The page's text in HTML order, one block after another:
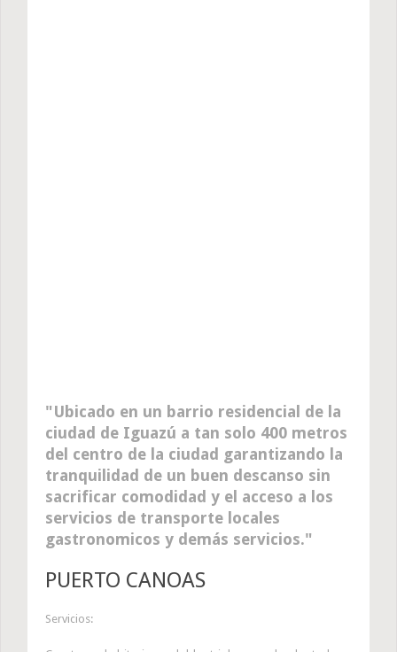
Ubicado en un barrio residencial de la
ciudad de Iguazú a tan solo 400 metros
del centro de la ciudad garantizando la
tranquilidad de un buen descanso sin
sacrificar comodidad y el acceso a los
servicios de transporte locales
gastronomicos y demás servicios.
PUERTO CANOAS
Servicios: